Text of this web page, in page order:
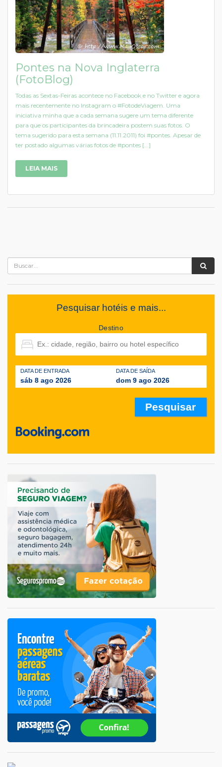
Pontes na Nova Inglaterra
(FotoBlog)
Todas as Sextas-Feiras acontece no Facebook e no Twitter e agora
mais recentemente no Instagram o #FotodeViagem. Uma
iniciativa minha que a cada semana sugere um tema diferente
para que os participantes da brincadeira postem suas fotos. O
tema sugerido para esta semana (11.11.2011) foi #pontes. Apesar de
ter postado algumas várias fotos de #pontes [...]
LEIA MAIS
Pesquisar hotéis e mais...
Destino
DATA DE ENTRADA
sáb 8 ago 2026
DATA DE SAÍDA
dom 9 ago 2026